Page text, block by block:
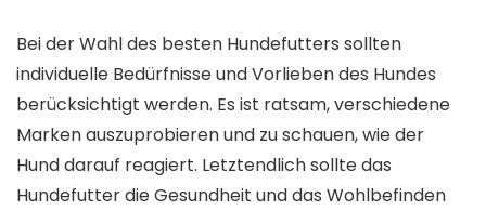
Bei der Wahl des besten Hundefutters sollten
individuelle Bedürfnisse und Vorlieben des Hundes
berücksichtigt werden. Es ist ratsam, verschiedene
Marken auszuprobieren und zu schauen, wie der
Hund darauf reagiert. Letztendlich sollte das
Hundefutter die Gesundheit und das Wohlbefinden